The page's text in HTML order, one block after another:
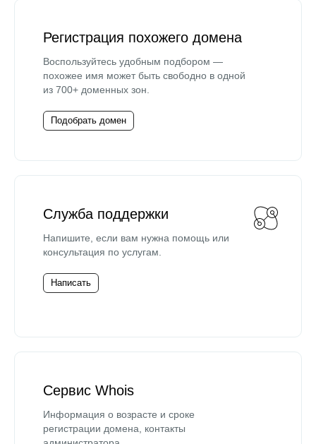
Регистрация похожего домена
Воспользуйтесь удобным подбором —
похожее имя может быть свободно в одной
из 700+ доменных зон.
Подобрать домен
Служба поддержки
Напишите, если вам нужна помощь или
консультация по услугам.
Написать
Сервис Whois
Информация о возрасте и сроке
регистрации домена, контакты